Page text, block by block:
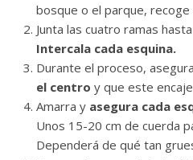
bosque o el parque, recoge
Junta las cuatro ramas hasta
Intercala cada esquina.
Durante el proceso,
el centro y que este
Amarra y asegura cada
Unos 15-20 cm de cuerda
Dependerá de qué tan